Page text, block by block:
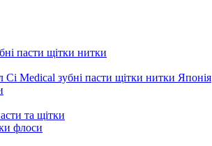
пасти щітки нитки
Ci Medical зубні пасти щітки нитки Японія
та щітки
флоси